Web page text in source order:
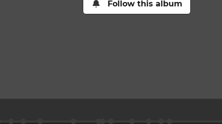
Follow this album